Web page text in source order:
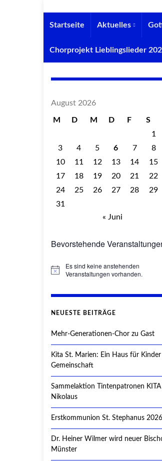
Startseite Aktuelles
Chorprojekt Lieblingslieder
August 2026
M D M D F S
1
3
4 5 6 7 8
10
11 12 13 14 15
17
18 19 20 21 22
24
25 26 27 28 29
31
« Juni
Bevorstehende
Hinweis
Es sind keine anstehenden
Veranstaltungen vorhanden.
NEUESTE BEITRÄGE
Mehr-Generationen-Chor zu Gast
Kita St. Marien: Ein Haus für Kinder
Gemeinschaft
Sammelaktion Tintenpatronen KITA
Nikolaus
Erstkommunion St. Stephanus 2026
Dr. Heiner Wilmer wird neuer
Münster